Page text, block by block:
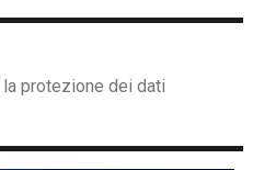
protezione dei dati